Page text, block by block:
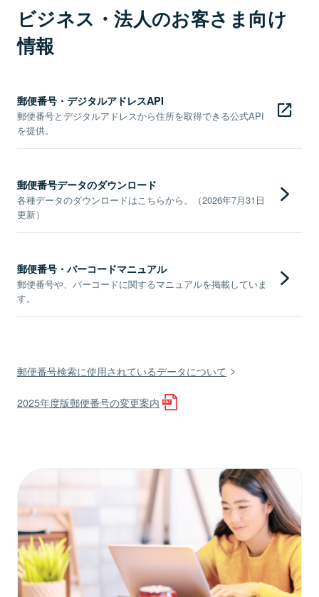
ビジネス・法人のお客さま向け
情報
郵便番号・デジタルアドレスAPI
郵便番号とデジタルアドレスから住所を取得できる公式API
を提供。
郵便番号データのダウンロード
各種データのダウンロードはこちらから。（2026年7月31日
更新）
郵便番号・バーコードマニュアル
郵便番号や、バーコードに関するマニュアルを掲載していま
す。
郵便番号検索に使用されているデータについて
2025年度版郵便番号の変更案内